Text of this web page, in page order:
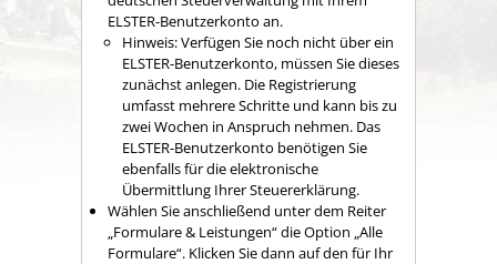
ELSTER-Benutzerkonto an.
Hinweis: Verfügen Sie noch nicht über ein
ELSTER-Benutzerkonto, müssen Sie dieses
zunächst anlegen. Die Registrierung
umfasst mehrere Schritte und kann bis zu
zwei Wochen in Anspruch nehmen. Das
ELSTER-Benutzerkonto benötigen Sie
ebenfalls für die elektronische
Übermittlung Ihrer Steuererklärung.
Wählen Sie anschließend unter dem Reiter
„Formulare & Leistungen“ die Option „Alle
Formulare“. Klicken Sie dann auf den für Ihr